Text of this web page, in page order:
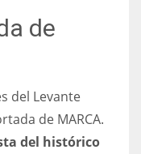
de
del Levante
de MARCA.
del histórico